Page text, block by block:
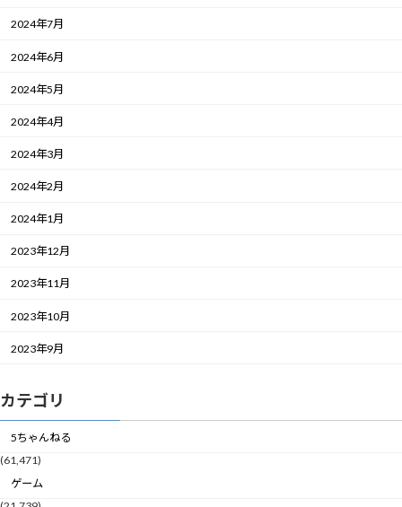
2024年7月
2024年6月
2024年5月
2024年4月
2024年3月
2024年2月
2024年1月
2023年12月
2023年11月
2023年10月
2023年9月
カテゴリ
5ちゃんねる
(61,471)
ゲーム